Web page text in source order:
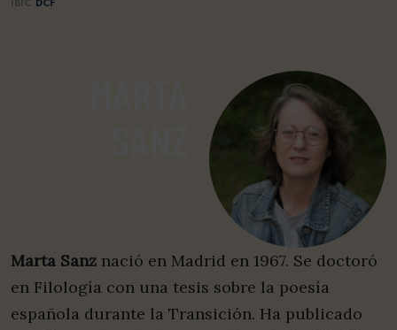
IBIC
DCF
Marta Sanz nació en Madrid en 1967. Se doctoró
en Filología con una tesis sobre la poesía
española durante la Transición. Ha publicado